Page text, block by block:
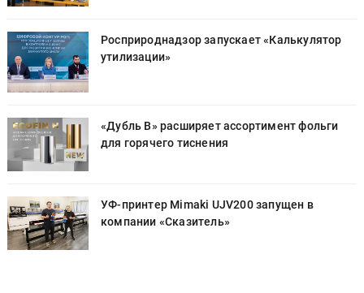
Росприроднадзор запускает «Калькулятор
утилизации»
«Дубль В» расширяет ассортимент фольги
для горячего тиснения
УФ-принтер Mimaki UJV200 запущен в
компании «Сказитель»